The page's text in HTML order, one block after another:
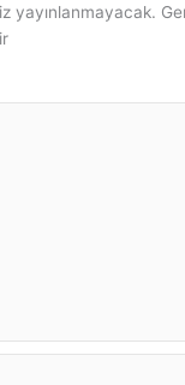
yayınlanmayacak.